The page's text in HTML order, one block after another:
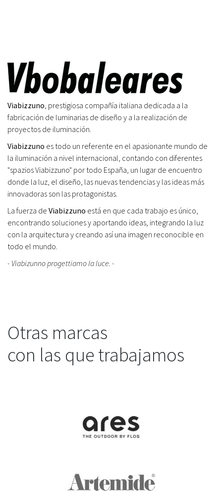
Viabizzuno, prestigiosa compañía italiana dedicada a la
fabricación de luminarias de diseño y a la realización de
proyectos de iluminación.
Viabizzuno es todo un referente en el apasionante mundo de
la iluminación a nivel internacional, contando con diferentes
"spazios Viabizzuno" por todo España, un lugar de encuentro
donde la luz, el diseño, las nuevas tendencias y las ideas más
innovadoras son las protagonistas.
La fuerza de Viabizzuno está en que cada trabajo es único,
encontrando soluciones y aportando ideas, integrando la luz
con la arquitectura y creando así una imagen reconocible en
todo el mundo.
- Viabizunno progettiamo la luce. -
Otras marcas
con las que trabajamos